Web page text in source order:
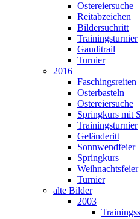
Ostereiersuche
Reitabzeichen
Bildersuchritt
Trainingsturnier
Gauditrail
Turnier
2016
Faschingsreiten
Osterbasteln
Ostereiersuche
Springkurs mit
Trainingsturnier
Geländeritt
Sonnwendfeier
Springkurs
Weihnachtsfeier
Turnier
alte Bilder
2003